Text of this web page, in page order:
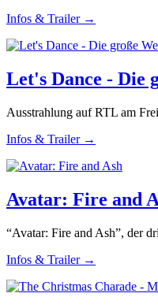
Infos & Trailer →
Let's Dance - Die
Ausstrahlung auf RTL am
Infos & Trailer →
Avatar: Fire and
“Avatar: Fire and Ash”, der
Infos & Trailer →